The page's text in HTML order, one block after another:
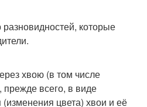
которые
хвою (в том числе
всего, в виде
цвета) хвои и её